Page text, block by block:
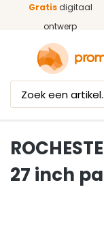
Ga naar de
Gratisdigitaal
ontwerp
27 inch